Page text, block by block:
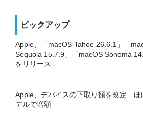
ピックアップ
Apple、「macOS Tahoe 26.6.1」「
Sequoia 15.7.9」「macOS Sonoma
をリリース
Apple、デバイスの下取り額を改定 ほ
デルで増額